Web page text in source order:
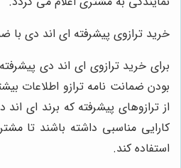
خرید ترازوی پیشرفته ای اند دی با
برای خرید ترازوی ای اند دی
بودن ضمانت نامه ترازو اطلاعات
از ترازوهای پیشرفته که برند ای اند
کارایی مناسبی داشته باشند تا
استفاده کند.